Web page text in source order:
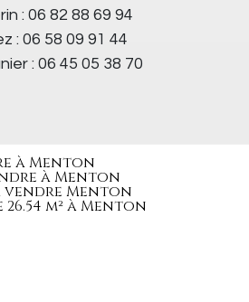
: 06 82 88 69 94
: 06 58 09 91 44
: 06 45 05 38 70
à Menton
à Menton
vendre Menton
m² à Menton